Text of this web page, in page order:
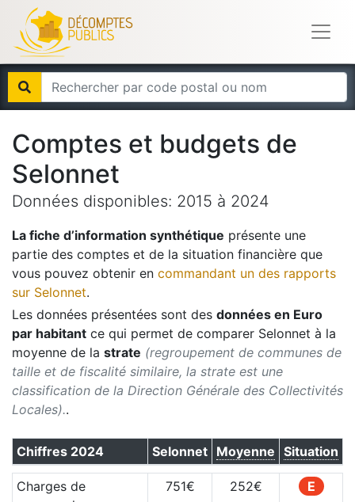
Comptes et budgets de
Selonnet
Données disponibles: 2015 à 2024
La fiche d’information synthétique présente une
partie des comptes et de la situation financière que
vous pouvez obtenir en commandant un des rapports
sur Selonnet.
Les données présentées sont des données en Euro
par habitant ce qui permet de comparer Selonnet à la
moyenne de la strate (regroupement de communes de
taille et de fiscalité similaire, la strate est une
classification de la Direction Générale des Collectivités
Locales)..
Chiffres 2024 Selonnet Moyenne Situation
Charges de
751€ 252€ E